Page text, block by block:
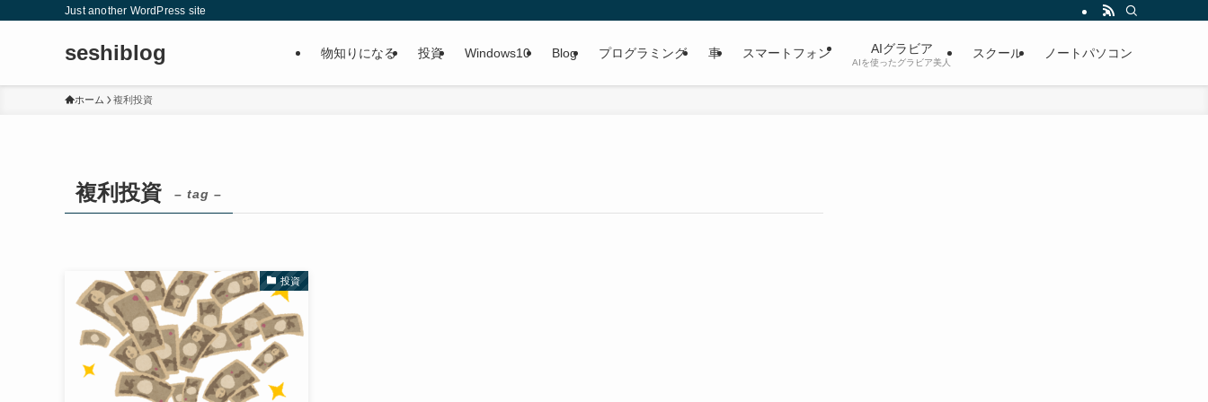
Just another WordPress site
seshiblog 物知りになる 投資 Windows10 Blog プログラミング 車 スマートフォン AIグラビア
AIを使ったグラビア美人
スクール ノートパソコン
ホーム 複利投資
複利投資 – tag –
投資